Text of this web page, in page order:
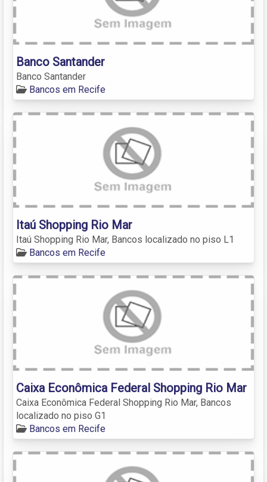
Banco Santander
Banco Santander
Bancos em Recife
Itaú Shopping Rio Mar
Itaú Shopping Rio Mar, Bancos localizado no piso L1
Bancos em Recife
Caixa Econômica Federal Shopping Rio Mar
Caixa Econômica Federal Shopping Rio Mar, Bancos
localizado no piso G1
Bancos em Recife